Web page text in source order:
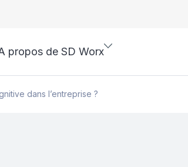
propos de SD Worx
dans l’entreprise ?